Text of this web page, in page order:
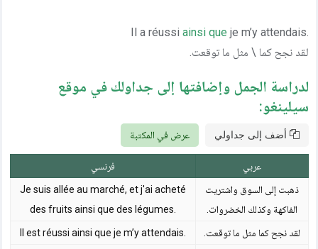
.Il a réussi
ainsi que je m’y attendais
لقد نجح كما \ مثل ما توقعت.
لدراسة الجمل وإضافتها إلى جداولك في موقع
سيلينغو:
أضف إلى جداولي عرض في المكتبة
فرنسي عربي
Je suis allée au marché, et j'ai acheté
des fruits ainsi que des légumes.
ذهبت إلى السوق واشتريت
الفاكهة وكذلك الخضروات.
Il est réussi ainsi que je m’y attendais. لقد نجح كما مثل ما توقعت.